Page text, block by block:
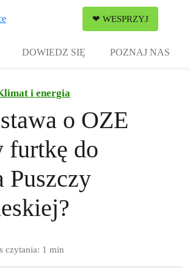
❤ WESPRZYJ
DOWIEDZ SIĘ POZNAJ NAS
i energia
o OZE
furtkę do
Puszczy
czytania: 1 min